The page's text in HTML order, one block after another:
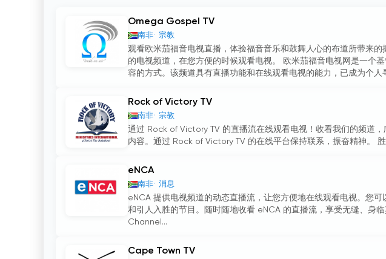
Omega Gospel TV
南非 宗教
观看欧米茄福音电视直播，体验福音音乐和鼓舞人心的布道所带来
的电视频道，在您方便的时候观看电视。 欧米茄福音电视网是一个
容的方式。该频道具有直播功能和在线观看电视的能力，已成为个人
Rock of Victory TV
南非 宗教
通过 Rock of Victory TV 的直播流在线观看电视！收看我们的频道
内容。通过 Rock of Victory TV 的在线平台保持联系，振奋精神。
eNCA
南非 消息
eNCA 提供电视频道的动态直播流，让您方便地在线观看电视。您
和引人入胜的节目。随时随地收看 eNCA 的直播流，享受无缝、身
Channel...
Cape Town TV